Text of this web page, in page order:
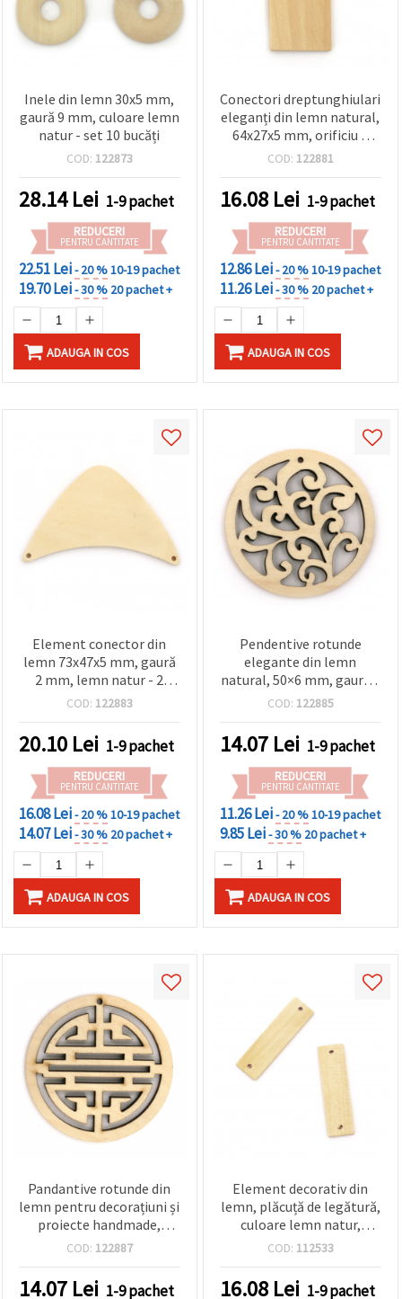
Inele din lemn 30x5 mm,
gaură 9 mm, culoare lemn
natur - set 10 bucăți
COD: 122873
28.14Lei 1-9 pachet
REDUCERI
PENTRU CANTITATE
22.51 Lei- 20 %10-19 pachet
19.70 Lei- 30 % 20 pachet +
ADAUGA IN COS
Conectori dreptunghiulari
eleganți din lemn natural,
64x27x5 mm, orificiu 3
mm – set de 2 piese
și proiecte hobby DIY
COD: 122881
16.08 Lei 1-9 pachet
REDUCERI
PENTRU CANTITATE
12.86 Lei- 20 %10-19 pachet
11.26 Lei- 30 % 20 pachet +
ADAUGA IN COS
Element conector din
lemn 73x47x5 mm, gaură
2 mm, lemn natur - 2
bucăți
COD: 122883
20.10 Lei 1-9 pachet
REDUCERI
PENTRU CANTITATE
16.08 Lei- 20 %10-19 pachet
14.07 Lei- 30 % 20 pachet +
ADAUGA IN COS
Pendentive rotunde
elegante din lemn
natural, 50×6 mm, gaură 1
mm – set 2 bucăți pentru
proiecte DIY creative
COD: 122885
14.07 Lei 1-9 pachet
REDUCERI
PENTRU CANTITATE
11.26 Lei- 20 %10-19 pachet
9.85 Lei- 30 % 20 pachet +
ADAUGA IN COS
Pandantive rotunde din
lemn pentru decorațiuni și
proiecte handmade,
culoare lemn natural,
2 bucăți
COD: 122887
14.07 Lei 1-9 pachet
Element decorativ din
lemn, plăcuță de legătură,
culoare lemn natur,
45x13x3 mm, orificiu 2,5
COD: 112533
16.08 Lei 1-9 pachet